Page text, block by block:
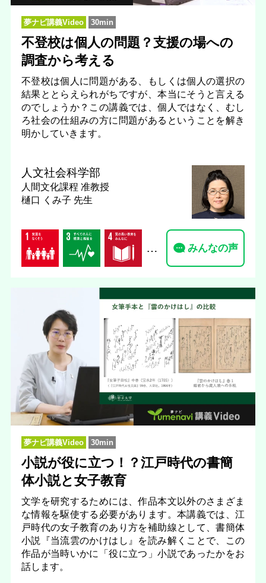
夢ナビ講義Video 30min
不登校は個人の問題？支援の場への
調査から考える
不登校は個人に問題がある、もしくは個人の選択の
結果ととらえられがちですが、本当にそうと言える
のでしょうか？この講義では、個人ではなく、むし
ろ社会の仕組みの方に問題があるということを解き
明かしていきます。
人文社会科学部
人間文化課程 准教授
樋口 くみ子 先生
… みんなの声
夢ナビ講義Video 30min
小説が役に立つ！？江戸時代の書簡
体小説と女子教育
文学を研究するためには、作品本文以外のさまざま
な情報を駆使する必要があります。本講義では、江
戸時代の女子教育のあり方を補助線として、書簡体
小説『当流雲のかけはし』を読み解くことで、この
作品が当時いかに「役に立つ」小説であったかをお
話します。